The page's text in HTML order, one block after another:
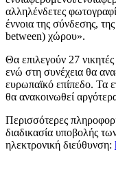
αλληλένδετες
έννοια της σύνδεσης,
between) χώρου».
Θα επιλεγούν 27
ενώ στη συνέχεια θα
ευρωπαϊκό επίπεδο. Τα
θα ανακοινωθεί
Περισσότερες
διαδικασία υποβολής
ηλεκτρονική διεύθυνση: